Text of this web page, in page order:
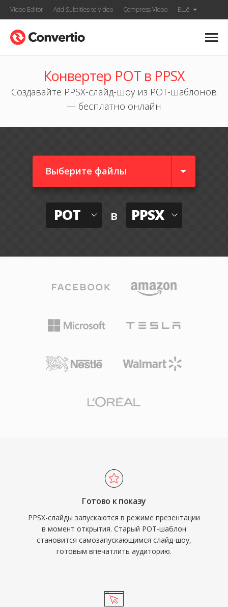
Video Editor Add Subtitles to Video Compress Video Ещё
Конвертер POT в PPSX
Создавайте PPSX-слайд-шоу из POT-шаблонов
— бесплатно онлайн
Выберите файлы
POT в PPSX
Готово к показу
PPSX-слайды запускаются в режиме презентации
в момент открытия. Старый POT-шаблон
становится самозапускающимся слайд-шоу,
готовым впечатлить аудиторию.